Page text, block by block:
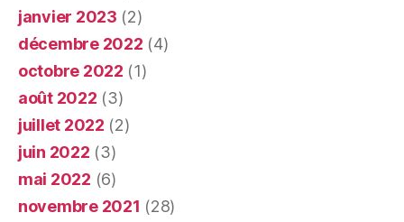
janvier 2023 (2)
décembre 2022 (4)
octobre 2022 (1)
août 2022 (3)
juillet 2022 (2)
juin 2022 (3)
mai 2022 (6)
novembre 2021 (28)